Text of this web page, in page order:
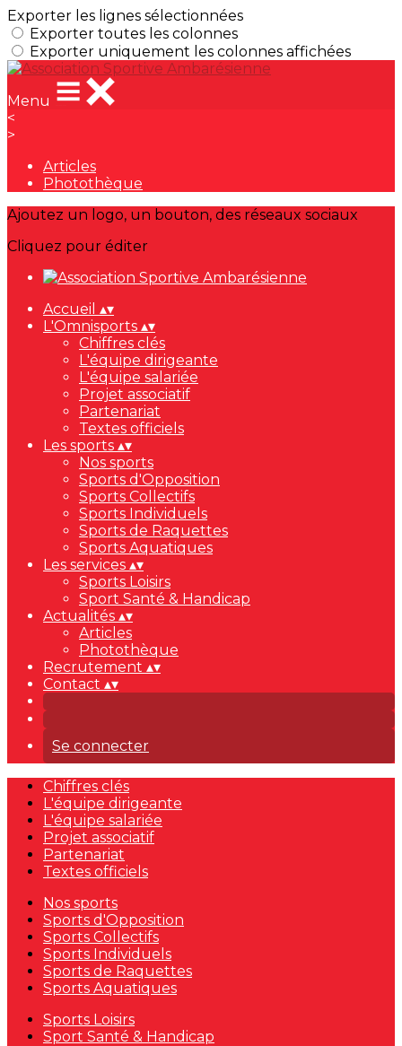
Exporter les lignes sélectionnées
Exporter toutes les colonnes
Exporter uniquement les colonnes affichées
Menu
<
>
Articles
Photothèque
Ajoutez un logo, un bouton, des réseaux sociaux
Cliquez pour éditer
Accueil ▴▾
L'Omnisports ▴▾
Chiffres clés
L'équipe dirigeante
L'équipe salariée
Projet associatif
Partenariat
Textes officiels
Les sports ▴▾
Nos sports
Sports d'Opposition
Sports Collectifs
Sports Individuels
Sports de Raquettes
Sports Aquatiques
Les services ▴▾
Sports Loisirs
Sport Santé & Handicap
Actualités ▴▾
Articles
Photothèque
Recrutement ▴▾
Contact ▴▾
Se connecter
Chiffres clés
L'équipe dirigeante
L'équipe salariée
Projet associatif
Partenariat
Textes officiels
Nos sports
Sports d'Opposition
Sports Collectifs
Sports Individuels
Sports de Raquettes
Sports Aquatiques
Sports Loisirs
Sport Santé & Handicap